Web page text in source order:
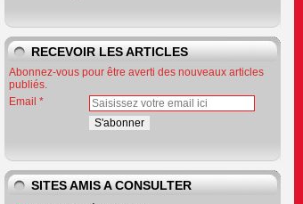
RECEVOIR LES ARTICLES
Abonnez-vous pour être averti des nouveaux articles
publiés.
Email
SITES AMIS A CONSULTER